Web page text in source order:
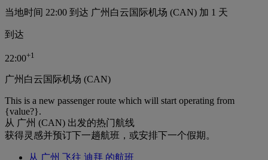
当地时间 22:00 到达 广州白云国际机场 (CAN) 加 1 天
到达
22:00+1
广州白云国际机场 (CAN)
This is a new passenger route which will start operating from
{value?}.
从 广州 (CAN) 出发的热门航线
获得灵感并预订下一趟航班，或安排下一个假期。
从 广州 飞往 迪拜 的航班